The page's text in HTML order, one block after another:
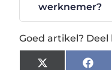
werknemer?
Goed artikel?
X